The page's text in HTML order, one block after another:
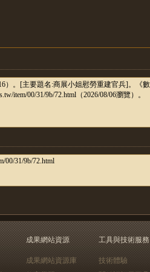
成果網站資源
成果網站資源庫
工具與技術服務
技術體驗